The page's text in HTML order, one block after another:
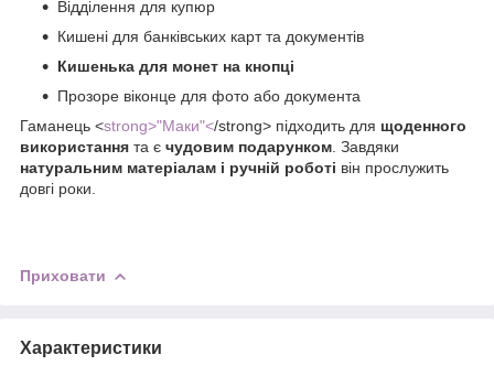
Відділення для купюр
Кишені для банківських карт та документів
Кишенька для монет на кнопці
Прозоре віконце для фото або документа
Гаманець <strong>"Маки"</strong> підходить для щоденного
використання та є чудовим подарунком. Завдяки
натуральним матеріалам і ручній роботі він прослужить
довгі роки.
Приховати
Характеристики